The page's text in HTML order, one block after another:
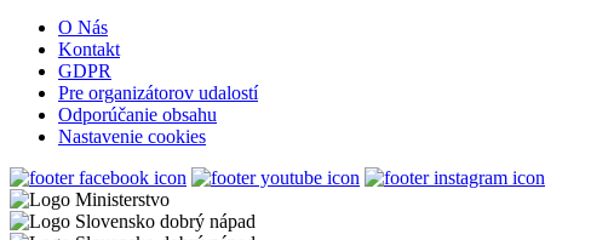
FestivalKultúrne podujatie
O Nás
Kontakt
GDPR
Pre organizátorov udalostí
Odporúčanie obsahu
Nastavenie cookies